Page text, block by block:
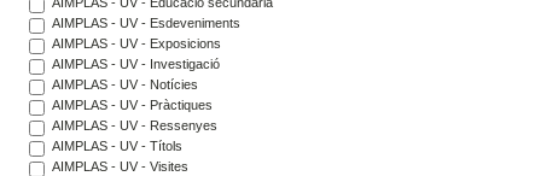
AIMPLAS - UV - Esdeveniments
AIMPLAS - UV - Exposicions
AIMPLAS - UV - Investigació
AIMPLAS - UV - Notícies
AIMPLAS - UV - Pràctiques
AIMPLAS - UV - Ressenyes
AIMPLAS - UV - Títols
AIMPLAS - UV - Visites